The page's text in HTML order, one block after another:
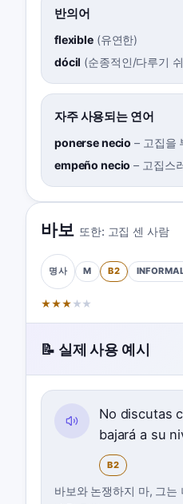
반의어
flexible(유연한)
dócil (순종적인/다루기
자주 사용되는 연어
ponerse necio – 고집을
empeño necio – 고집스
바보 또한: 고집 센 사람
명사 M B2
★★★ ★ ★
📝 실제 사용 예시
No discutas
bajará a su
B2
바보와 논쟁하지 마, 그는